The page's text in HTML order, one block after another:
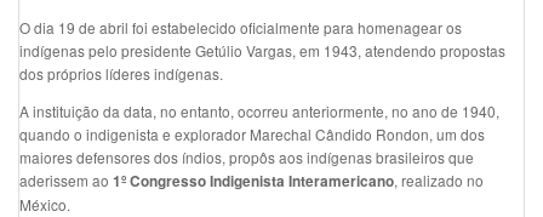
O dia 19 de abril foi estabelecido oficialmente para homenagear os
indígenas pelo presidente Getúlio Vargas, em 1943, atendendo propostas
dos próprios líderes indígenas.
A instituição da data, no entanto, ocorreu anteriormente, no ano de 1940,
quando o indigenista e explorador Marechal Cândido Rondon, um dos
maiores defensores dos índios, propôs aos indígenas brasileiros que
aderissem ao 1º Congresso Indigenista Interamericano, realizado no
México.